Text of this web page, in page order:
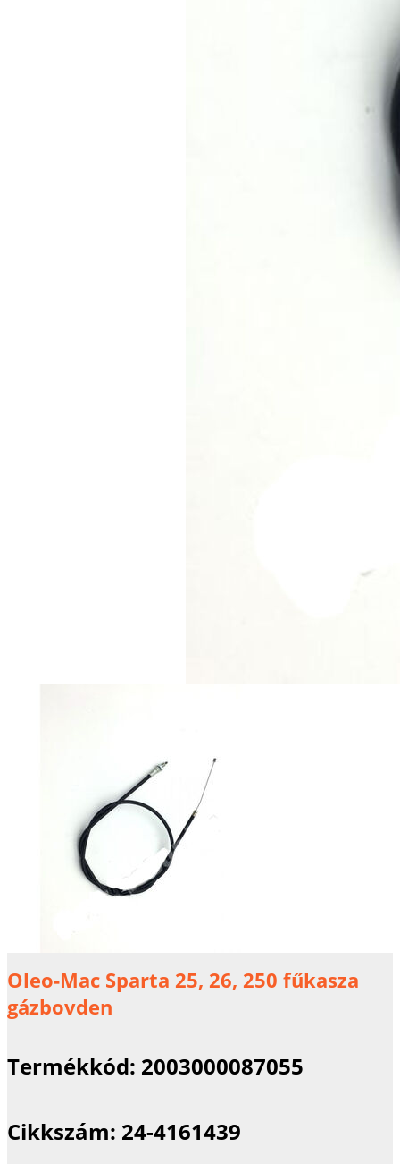
Oleo-Mac Sparta 25, 26, 250 fűkasza
gázbovden
Termékkód: 2003000087055
Cikkszám: 24-4161439